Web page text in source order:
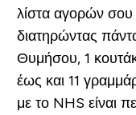
λίστα αγορών σου
διατηρώντας
Θυμήσου, 1
έως και 11
με το NHS είναι